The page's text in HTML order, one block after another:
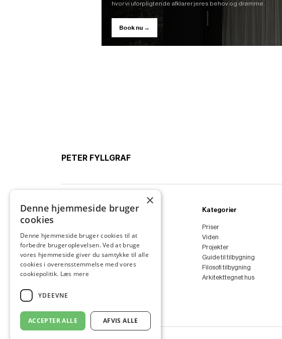
hvor vi uforpligtende afklarer jeres behov og drømme.
Book nu →
PETER FYLLGRAF
Ydelser
Sommerhus
Anneks
Tilbygning
Ombygning
Renovering
Kategorier
Priser
Viden
Projekter
Guide til tilbygning
Filosofi tilbygning
Arkitekttegnet hus
×
Denne hjemmeside bruger
cookies
Denne hjemmeside bruger cookies til at
forbedre brugeroplevelsen. Ved at bruge
vores hjemmeside giver du samtykke til alle
cookies i overensstemmelse med vores
cookiepolitik. Læs mere
YDEEVNE
ACCEPTER ALLE AFVIS ALLE